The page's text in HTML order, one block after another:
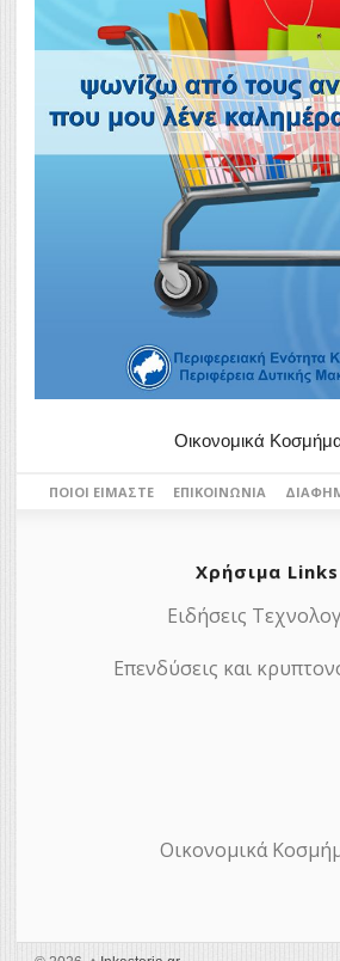
Οικονομικά
ΠΟΙΟΙ ΕΊΜΑΣΤΕ ΕΠΙΚΟΙΝΩΝΊΑ
Χρήσιμα Links
Ειδήσεις
Επενδύσεις και
Οικονομικά